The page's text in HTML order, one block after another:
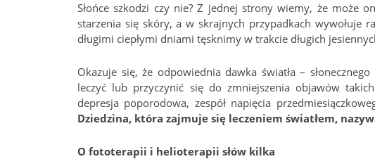
Słońce szkodzi czy nie? Z jednej strony wiemy, że może
starzenia się skóry, a w skrajnych przypadkach wywołuje
długimi ciepłymi dniami tęsknimy w trakcie długich
Okazuje się, że odpowiednia dawka światła –
leczyć lub przyczynić się do zmniejszenia objawów
depresja poporodowa, zespół napięcia
Dziedzina, która zajmuje się leczeniem światłem,
O fototerapii i helioterapii słów kilka